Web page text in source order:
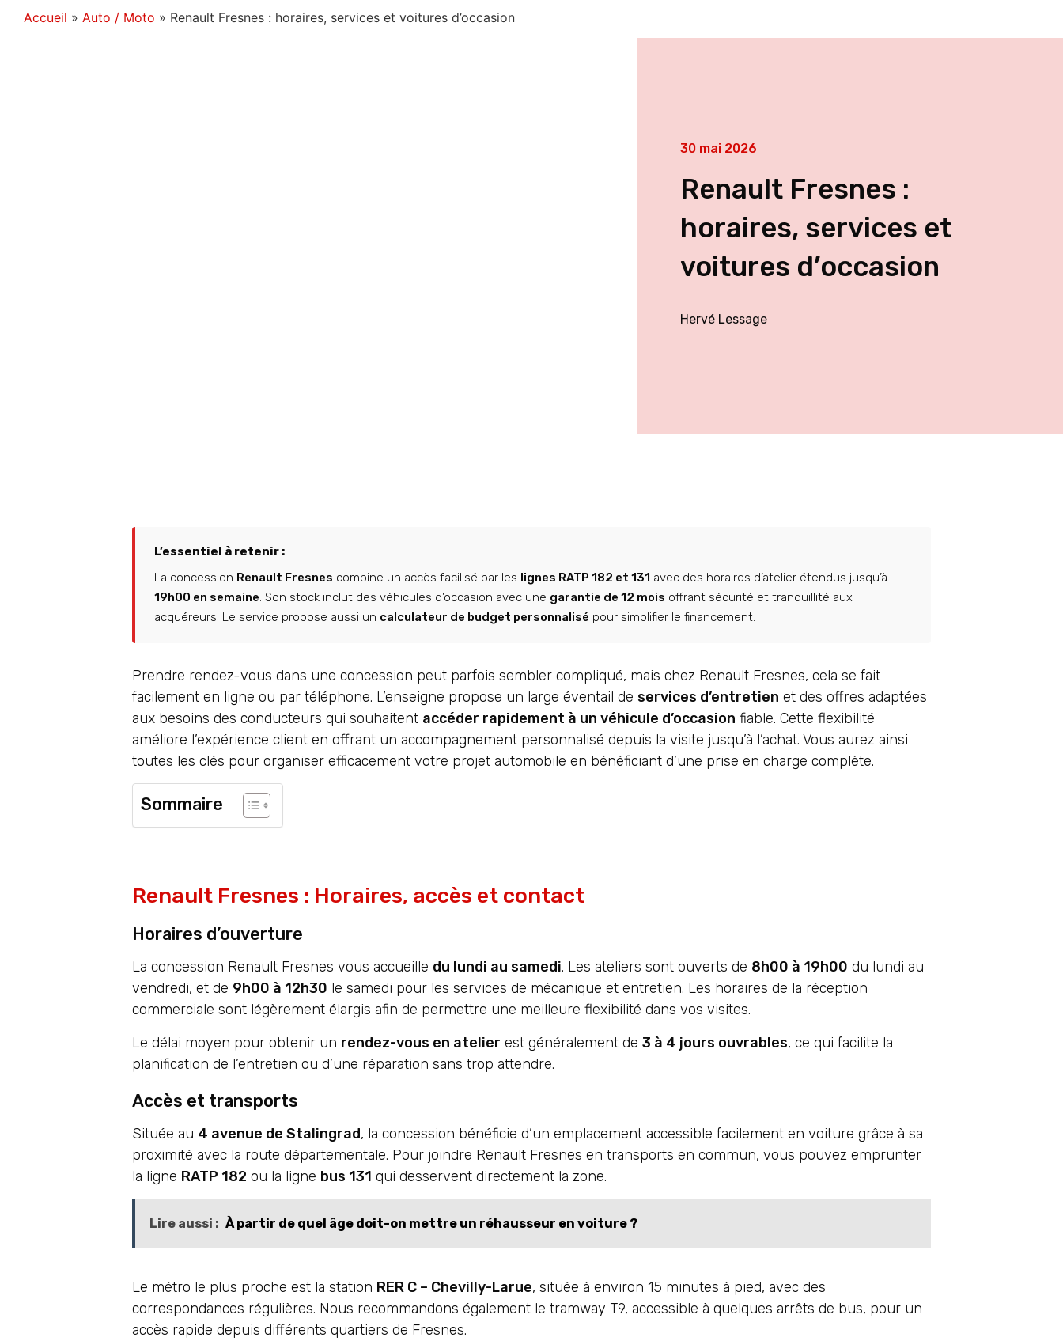
Accueil » Auto / Moto » Renault Fresnes : horaires, services et voitures d’occasion
30 mai 2026
Renault Fresnes :
horaires, services et
voitures d’occasion
Hervé Lessage
L’essentiel à retenir :
La concession Renault Fresnes combine un accès facilisé par les lignes RATP 182 et 131 avec des horaires d’atelier étendus jusqu’à
19h00 en semaine. Son stock inclut des véhicules d’occasion avec une garantie de 12 mois offrant sécurité et tranquillité aux
acquéreurs. Le service propose aussi un calculateur de budget personnalisé pour simplifier le financement.
Prendre rendez-vous dans une concession peut parfois sembler compliqué, mais chez Renault Fresnes, cela se fait
facilement en ligne ou par téléphone. L’enseigne propose un large éventail de services d’entretien et des offres adaptées
aux besoins des conducteurs qui souhaitent accéder rapidement à un véhicule d’occasion fiable. Cette flexibilité
améliore l’expérience client en offrant un accompagnement personnalisé depuis la visite jusqu’à l’achat. Vous aurez ainsi
toutes les clés pour organiser efficacement votre projet automobile en bénéficiant d’une prise en charge complète.
Sommaire
Renault Fresnes : Horaires, accès et contact
Horaires d’ouverture
La concession Renault Fresnes vous accueille du lundi au samedi. Les ateliers sont ouverts de 8h00 à 19h00 du lundi au
vendredi, et de 9h00 à 12h30 le samedi pour les services de mécanique et entretien. Les horaires de la réception
commerciale sont légèrement élargis afin de permettre une meilleure flexibilité dans vos visites.
Le délai moyen pour obtenir un rendez-vous en atelier est généralement de 3 à 4 jours ouvrables, ce qui facilite la
planification de l’entretien ou d’une réparation sans trop attendre.
Accès et transports
Située au 4 avenue de Stalingrad, la concession bénéficie d’un emplacement accessible facilement en voiture grâce à sa
proximité avec la route départementale. Pour joindre Renault Fresnes en transports en commun, vous pouvez emprunter
la ligne RATP 182 ou la ligne bus 131 qui desservent directement la zone.
Lire aussi : À partir de quel âge doit-on mettre un réhausseur en voiture ?
Le métro le plus proche est la station RER C – Chevilly-Larue, située à environ 15 minutes à pied, avec des
correspondances régulières. Nous recommandons également le tramway T9, accessible à quelques arrêts de bus, pour un
accès rapide depuis différents quartiers de Fresnes.